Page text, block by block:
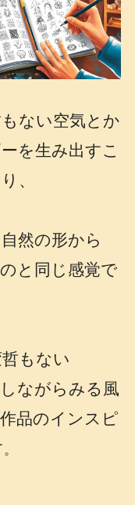
ない空気とか
を生み出すこ
、
然の形から
と同じ感覚で
もない
ながらみる風
品のインスピ
。